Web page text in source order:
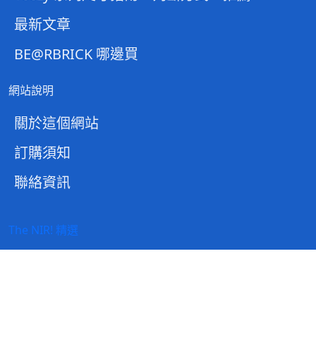
最新文章
BE@RBRICK 哪邊買
網站說明
關於這個網站
訂購須知
聯絡資訊
The NIR! 精選